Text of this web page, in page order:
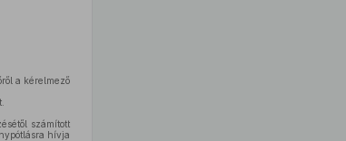
a kérelmező
számított
hívja